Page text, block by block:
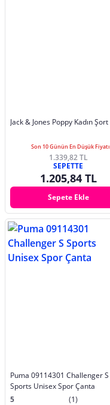
Jack & Jones Poppy Kadın Şort
Son 10 Günün En Düşük Fiyatı
1.339,82 TL
SEPETTE
1.205,84 TL
Sepete Ekle
Puma 09114301 Challenger S
Sports Unisex Spor Çanta
5
(1)